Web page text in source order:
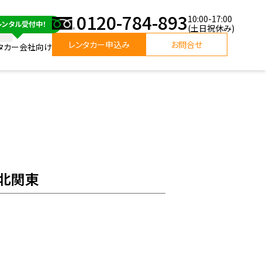
カー会社向け
0120-784-89310:00-17:00
(土日祝休み)
レンタカー申込み
お問合せ
関東